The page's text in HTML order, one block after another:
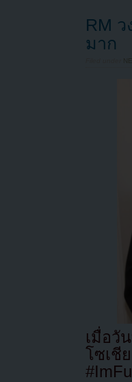
RM
มาก
เมื่อวั
โซเ